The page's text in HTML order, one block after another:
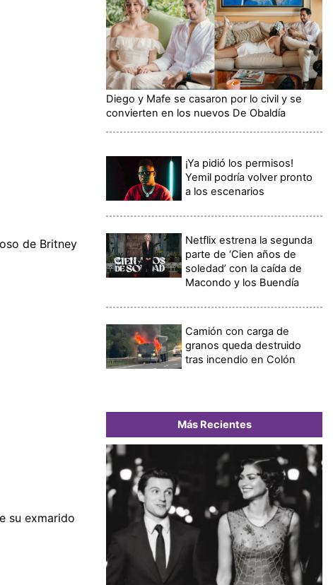
de Britney
su exmarido
Diego y Mafe se casaron por lo civil y se
convierten en los nuevos De Obaldía
¡Ya pidió los permisos!
Yemil podría volver pronto
a los escenarios
Netflix estrena la segunda
parte de ‘Cien años de
soledad’ con la caída de
Macondo y los Buendía
Camión con carga de
granos queda destruido
tras incendio en Colón
Más Recientes